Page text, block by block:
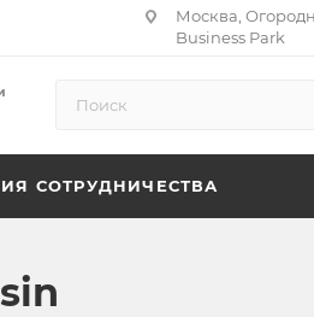
Москва,
Business Park
СОТРУДНИЧЕСТВА